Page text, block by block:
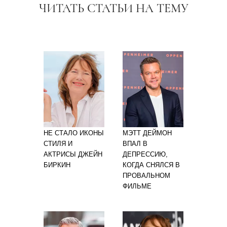
ЧИТАТЬ СТАТЬИ НА ТЕМУ
НЕ СТАЛО ИКОНЫ
СТИЛЯ И
АКТРИСЫ ДЖЕЙН
БИРКИН
МЭТТ ДЕЙМОН
ВПАЛ В
ДЕПРЕССИЮ,
КОГДА СНЯЛСЯ В
ПРОВАЛЬНОМ
ФИЛЬМЕ